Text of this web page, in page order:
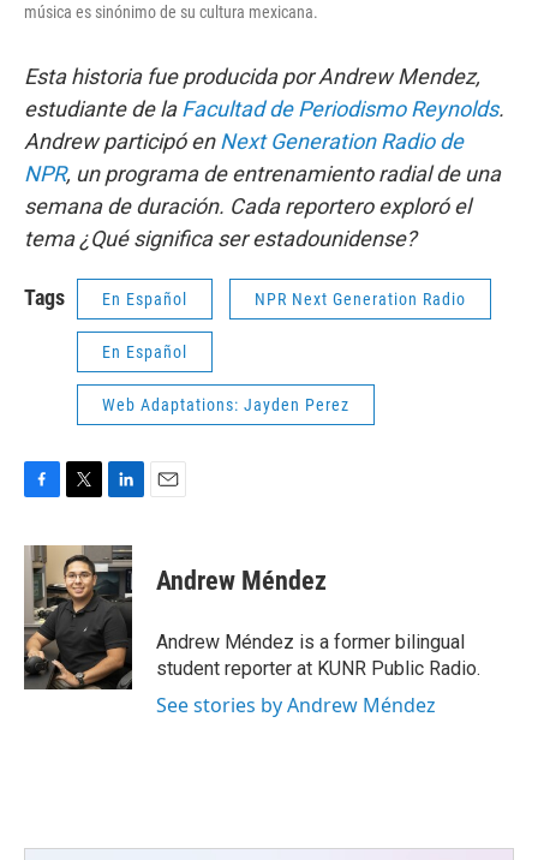
música es sinónimo de su cultura mexicana.
Esta historia fue producida por Andrew Mendez,
estudiante de laFacultad de Periodismo Reynolds.
Andrew participó enNext Generation Radio de
NPR, un programa de entrenamiento radial de una
semana de duración. Cada reportero exploró el
tema ¿Qué significa ser estadounidense?
Tags En Español NPR Next Generation Radio
En Español
Web Adaptations: Jayden Perez
c
e
b
o
o
k
i
t
t
e
r
n
k
e
d
I
n
Andrew Méndez
Andrew Méndez is a former bilingual
student reporter at KUNR Public Radio.
See stories by Andrew Méndez